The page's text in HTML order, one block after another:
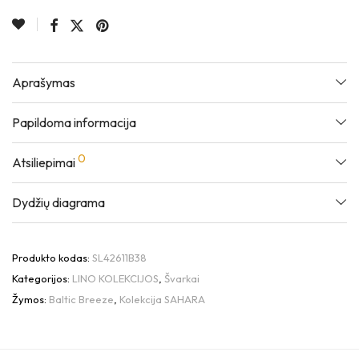
Aprašymas
Papildoma informacija
Atsiliepimai0
Dydžių diagrama
Produkto kodas: SL42611B38
Kategorijos: LINO KOLEKCIJOS, Švarkai
Žymos: Baltic Breeze, Kolekcija SAHARA